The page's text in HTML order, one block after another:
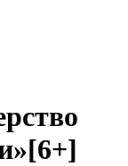
[6+]